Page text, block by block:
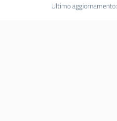
Ultimo aggiornamento: